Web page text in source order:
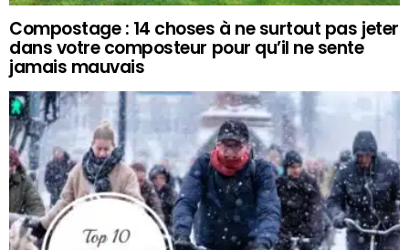
Compostage : 14 choses à ne surtout pas jeter
dans votre composteur pour qu’il ne sente
jamais mauvais